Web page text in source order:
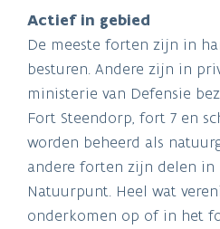
Actief in gebied
De meeste forten zijn in
besturen. Andere zijn in
ministerie van Defensie
Fort Steendorp, fort 7 en
worden beheerd als
andere forten zijn delen in
Natuurpunt. Heel wat
onderkomen op of in het